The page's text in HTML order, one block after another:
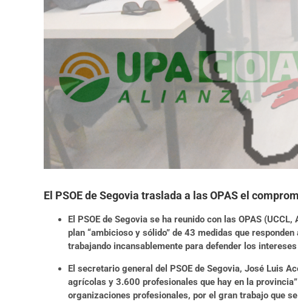
El PSOE de Segovia traslada a las OPAS el
El PSOE de Segovia se ha reunido con las OPAS
plan “ambicioso y sólido” de 43 medidas que
trabajando incansablemente para defender los
El secretario general del PSOE de Segovia, José Luis
agrícolas y 3.600 profesionales que hay en la
organizaciones profesionales, por el gran trabajo que